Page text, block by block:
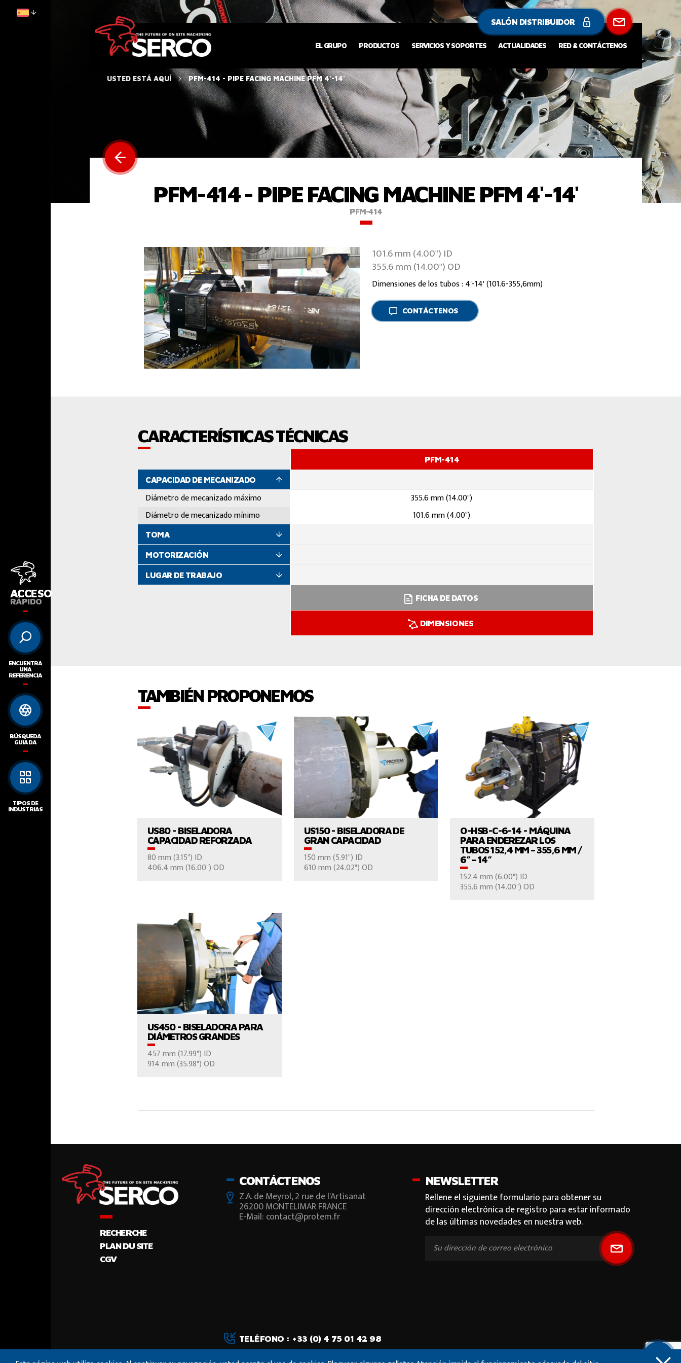
ACCESO
RÁPIDO
ENCUENTRA
UNA
REFERENCIA
BÚSQUEDA
GUIADA
TIPOS DE
INDUSTRIAS
EL GRUPO PRODUCTOS SERVICIOS Y SOPORTES ACTUALIDADES RED & CONTÁCTENOS
SALÓN DISTRIBUIDOR
USTED ESTÁ AQUÍ PFM-414 - PIPE FACING MACHINE PFM 4'-14'
PFM-414 - PIPE FACING MACHINE PFM 4'-14'
PFM-414
101.6 mm (4.00") ID
355.6 mm (14.00") OD
Dimensiones de los tubos : 4'-14' (101.6-355,6mm)
CONTÁCTENOS
CARACTERÍSTICAS TÉCNICAS
CAPACIDAD DE MECANIZADO
Diámetro de mecanizado máximo
Diámetro de mecanizado mínimo
TOMA
MOTORIZACIÓN
LUGAR DE TRABAJO
PFM-414
355.6 mm (14.00")
101.6 mm (4.00")
FICHA DE DATOS
DIMENSIONES
TAMBIÉN PROPONEMOS
US80 - BISELADORA
CAPACIDAD REFORZADA
80 mm (3.15") ID
406.4 mm (16.00") OD
VER EL PRODUCTO
US150 - BISELADORA DE
GRAN CAPACIDAD
150 mm (5.91") ID
610 mm (24.02") OD
VER EL PRODUCTO
O-HSB-C-6-14 - MÁQUINA
PARA ENDEREZAR LOS
TUBOS 152,4 MM – 355,6 MM /
6” – 14”
152.4 mm (6.00") ID
355.6 mm (14.00") OD
VER EL PRODUCTO
CONTÁCTENOS
US450 - BISELADORA PARA
DIÁMETROS GRANDES
457 mm (17.99") ID
914 mm (35.98") OD
VER EL PRODUCTO
CONTÁCTENOS
RECHERCHE
PLAN DU SITE
CGV
CONTÁCTENOS
Z.A. de Meyrol, 2 rue de l'Artisanat
26200 MONTELIMAR FRANCE
E-Mail: contact@protem.fr
TELÉFONO : +33 (0) 4 75 01 42 98
NEWSLETTER
Rellene el siguiente formulario para obtener su
dirección electrónica de registro para estar informado
de las últimas novedades en nuestra web.